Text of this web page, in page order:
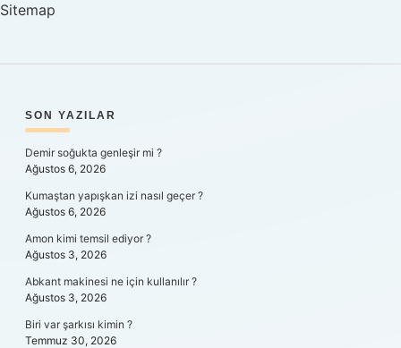
Sitemap
SIDEBAR
SON YAZILAR
Demir soğukta genleşir mi ?
Ağustos 6, 2026
Kumaştan yapışkan izi nasıl geçer ?
Ağustos 6, 2026
Amon kimi temsil ediyor ?
Ağustos 3, 2026
Abkant makinesi ne için kullanılır ?
Ağustos 3, 2026
Biri var şarkısı kimin ?
Temmuz 30, 2026